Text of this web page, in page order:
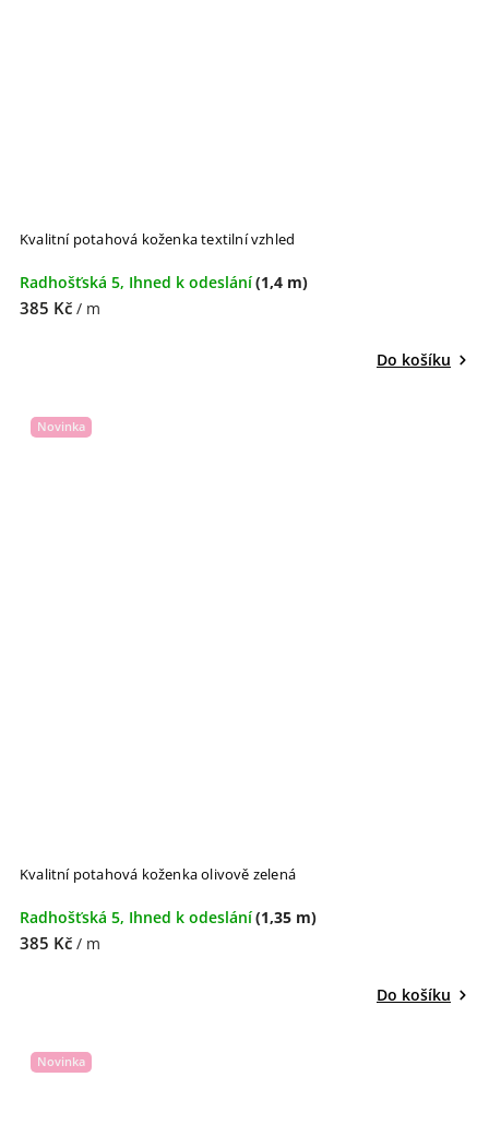
Kvalitní potahová koženka textilní vzhled
Radhošťská 5, Ihned k odeslání(1,4 m)
385 Kč / m
Do košíku
Novinka
Kvalitní potahová koženka olivově zelená
Radhošťská 5, Ihned k odeslání(1,35 m)
385 Kč / m
Do košíku
Novinka